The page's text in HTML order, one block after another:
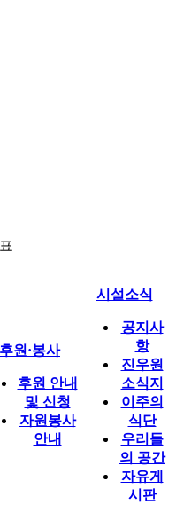
후원·봉사
후원 안내
및 신청
자원봉사
안내
시설소식
공지사
항
진우원
소식지
이주의
식단
우리들
의 공간
자유게
시판